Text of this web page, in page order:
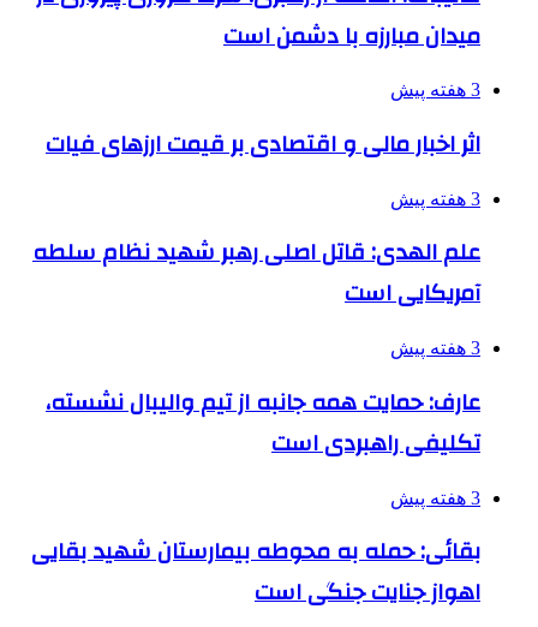
میدان مبارزه با دشمن است
3 هفته پیش
اثر اخبار مالی و اقتصادی بر قیمت ارزهای فیات
3 هفته پیش
علم الهدی: قاتل اصلی رهبر شهید نظام سلطه
آمریکایی است
3 هفته پیش
عارف: حمایت همه جانبه از تیم والیبال نشسته،
تکلیفی راهبردی است
3 هفته پیش
بقائی: حمله به محوطه بیمارستان شهید بقایی
اهواز جنایت جنگی است